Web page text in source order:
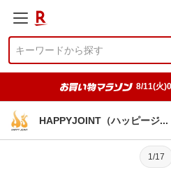
8/11(火
HAPPYJOINT（ハッピージ
1/17